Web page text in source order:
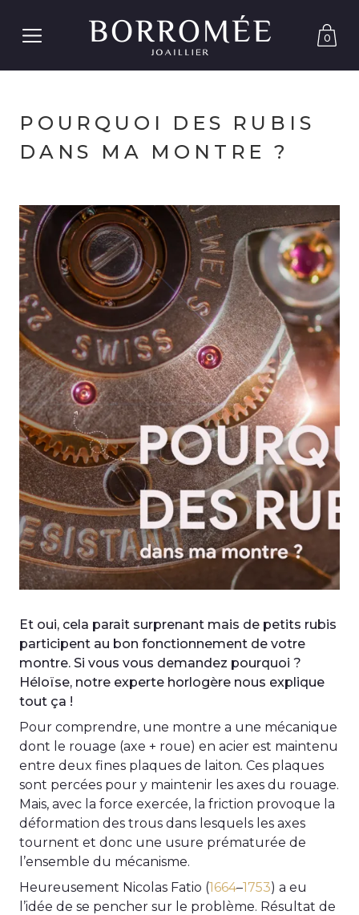
0
POURQUOI DES RUBIS
DANS MA MONTRE ?
Et oui, cela parait surprenant mais de petits rubis
participent au bon fonctionnement de votre
montre. Si vous vous demandez pourquoi ?
Héloïse, notre experte horlogère nous explique
tout ça !
Pour comprendre, une montre a une mécanique
dont le rouage (axe + roue) en acier est maintenu
entre deux fines plaques de laiton. Ces plaques
sont percées pour y maintenir les axes du rouage.
Mais, avec la force exercée, la friction provoque la
déformation des trous dans lesquels les axes
tournent et donc une usure prématurée de
l’ensemble du mécanisme.
Heureusement Nicolas Fatio (1664–1753) a eu
l’idée de se pencher sur le problème. Résultat de